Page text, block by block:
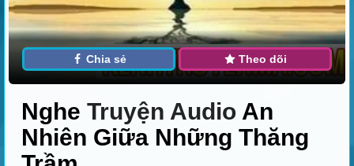
Chia sẻ Theo dõi
Nghe Truyện Audio An
Nhiên Giữa Những Thăng